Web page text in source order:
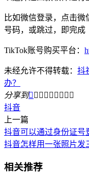
比如微信登录，点击
号码，或跳过，即完成
TikTok账号购买平台：
未经允许不得转载： 抖
办？
分享到        
抖音
上一篇
抖音可以通过身份证号
抖音怎样用一张照片发
相关推荐